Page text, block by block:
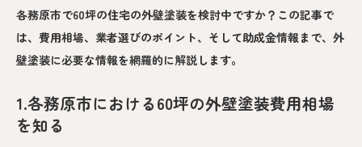
各務原市で60坪の住宅の外壁塗装を検討中ですか？この記事で
は、費用相場、業者選びのポイント、そして助成金情報まで、外
壁塗装に必要な情報を網羅的に解説します。
1.各務原市における60坪の外壁塗装費用相場
を知る